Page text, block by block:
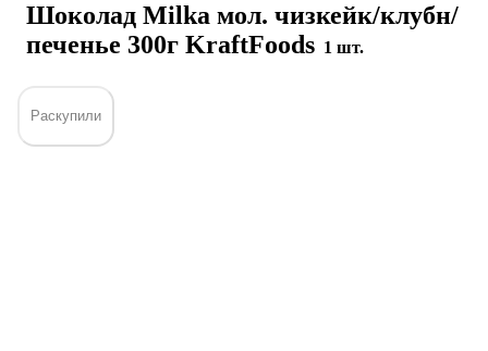
Шоколад Milka мол. чизкейк/клубн/
печенье 300г KraftFoods 1 шт.
Раскупили